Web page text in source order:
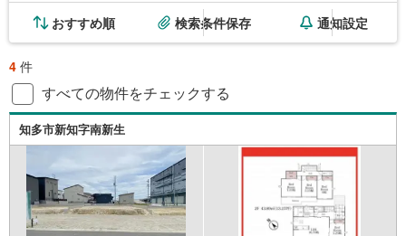
おすすめ順 検索条件保存 通知設定
4 件
すべての物件をチェックする
知多市新知字南新生